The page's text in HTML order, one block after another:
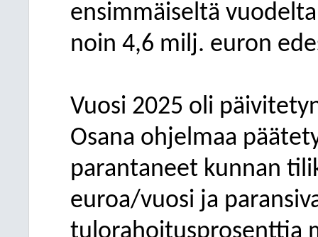
ensimmäiseltä
noin 4,6 milj. euron
Vuosi 2025 oli
Osana ohjelmaa
parantaneet kunnan
euroa/vuosi ja